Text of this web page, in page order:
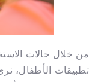
من خلال حالات
تطبيقات الأطفال،